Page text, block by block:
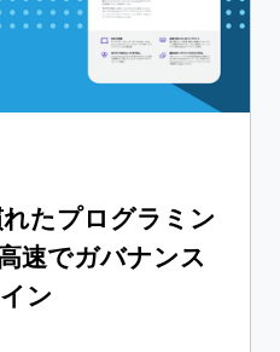
れたプログラミン
速でガバナンス
ン